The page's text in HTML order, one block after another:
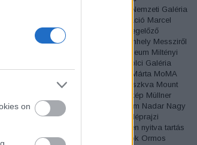
on
Magyar Nemzeti Galéria
manipuláció Marcel
Duchamp
Martinique
megelőző
műtárgyvédelem
menhely Messziről
Mezőgazdasági Múzeum Miltényi
Miskolci Galéria
Molnár Márta MoMA
Móra Ferenc Múzeum Moszkva Mount
mozgókép Müllner
János műterem muzeológia múzeum Nadar Nagy
Nagy Zita
Néprajzi
Nina Leen nyitva tartás
nyomok Olimpia optikai csalódások Ormos